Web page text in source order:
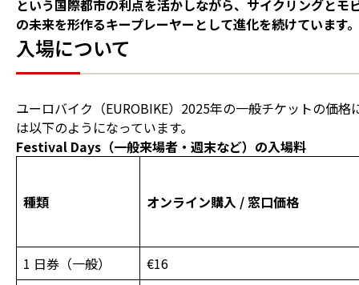
という国際都市の利点を活かしながら、サイクリングとモ
の未来を形作るキープレーヤーとして進化を続けています。
入場について
ユーロバイク（EUROBIKE）2025年の一般チケットの価格
は以下のようになっています。
Festival Days（一般来場者・週末など）の入場料
種類 オンライン購入 / 窓口価格
1 日券（一般）
€16